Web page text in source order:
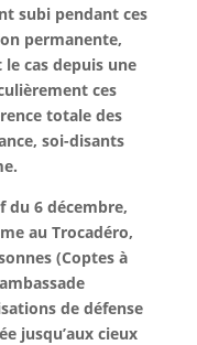
subi pendant ces
permanente,
le cas depuis une
ces
totale des
soi-disants
du 6 décembre,
au Trocadéro,
(Coptes à
de défense
jusqu’aux cieux